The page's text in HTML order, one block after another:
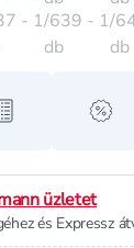
Hozzáadás a
üzletet
és Expressz